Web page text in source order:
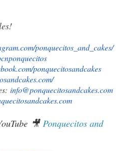
ponquecitos_and_cakes/
itos
ponquecitosandcakes
.com/
info@ponquecitosandcakes.com
🎥Ponquecitos and